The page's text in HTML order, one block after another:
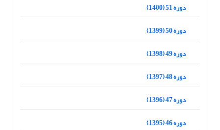
دوره 51 (1400)
دوره 50 (1399)
دوره 49 (1398)
دوره 48 (1397)
دوره 47 (1396)
دوره 46 (1395)